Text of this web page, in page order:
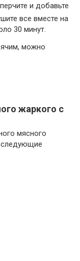
и добавьте
все вместе на
30 минут.
можно
жаркого с
мясного
следующие